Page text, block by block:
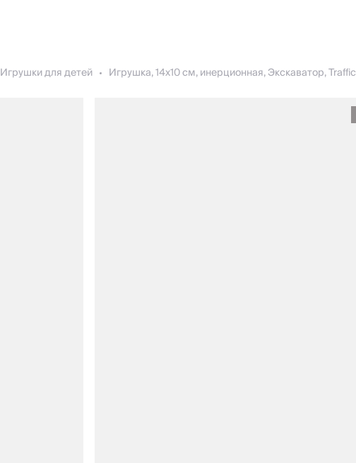
Игрушки для детей Игрушка, 14х10 см, инерционная, Экскаватор, Traffic